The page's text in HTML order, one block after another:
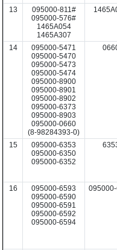
13
095000-811#
095000-576#
1465A054
1465A307
14
095000-5471
095000-5470
095000-5473
095000-5474
095000-8900
095000-8901
095000-8902
095000-6373
095000-8903
095000-0660
(8-98284393-0)
15
095000-6353
095000-6350
095000-6352
16
095000-6593
095000-6590
095000-6591
095000-6592
095000-6594